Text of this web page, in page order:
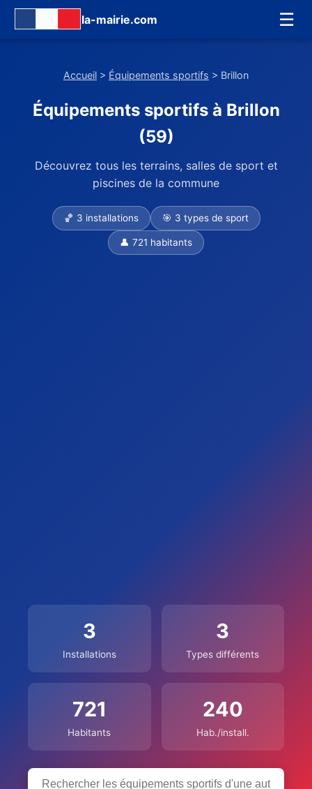
la-mairie.com ☰
Accueil > Équipements sportifs > Brillon
Équipements sportifs à Brillon
(59)
Découvrez tous les terrains, salles de sport et
piscines de la commune
🏀 3 installations 🎯 3 types de sport
👤 721 habitants
3
Installations
3
Types différents
721
Habitants
240
Hab./install.